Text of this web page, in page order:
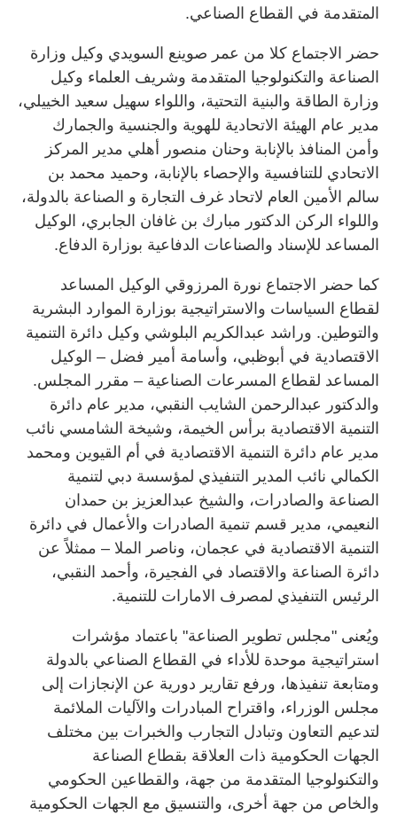
المتقدمة في القطاع الصناعي.
حضر الاجتماع كلا من عمر صوينع السويدي وكيل وزارة
الصناعة والتكنولوجيا المتقدمة وشريف العلماء وكيل
وزارة الطاقة والبنية التحتية، واللواء سهيل سعيد الخييلي،
مدير عام الهيئة الاتحادية للهوية والجنسية والجمارك
وأمن المنافذ بالإنابة وحنان منصور أهلي مدير المركز
الاتحادي للتنافسية والإحصاء بالإنابة، وحميد محمد بن
سالم الأمين العام لاتحاد غرف التجارة و الصناعة بالدولة،
واللواء الركن الدكتور مبارك بن غافان الجابري، الوكيل
المساعد للإسناد والصناعات الدفاعية بوزارة الدفاع.
كما حضر الاجتماع نورة المرزوقي الوكيل المساعد
لقطاع السياسات والاستراتيجية بوزارة الموارد البشرية
والتوطين. وراشد عبدالكريم البلوشي وكيل دائرة التنمية
الاقتصادية في أبوظبي، وأسامة أمير فضل – الوكيل
المساعد لقطاع المسرعات الصناعية – مقرر المجلس.
والدكتور عبدالرحمن الشايب النقبي، مدير عام دائرة
التنمية الاقتصادية برأس الخيمة، وشيخة الشامسي نائب
مدير عام دائرة التنمية الاقتصادية في أم القيوين ومحمد
الكمالي نائب المدير التنفيذي لمؤسسة دبي لتنمية
الصناعة والصادرات، والشيخ عبدالعزيز بن حمدان
النعيمي، مدير قسم تنمية الصادرات والأعمال في دائرة
التنمية الاقتصادية في عجمان، وناصر الملا – ممثلاً عن
دائرة الصناعة والاقتصاد في الفجيرة، وأحمد النقبي،
الرئيس التنفيذي لمصرف الامارات للتنمية.
ويُعنى "مجلس تطوير الصناعة" باعتماد مؤشرات
استراتيجية موحدة للأداء في القطاع الصناعي بالدولة
ومتابعة تنفيذها، ورفع تقارير دورية عن الإنجازات إلى
مجلس الوزراء، واقتراح المبادرات والآليات الملائمة
لتدعيم التعاون وتبادل التجارب والخبرات بين مختلف
الجهات الحكومية ذات العلاقة بقطاع الصناعة
والتكنولوجيا المتقدمة من جهة، والقطاعين الحكومي
والخاص من جهة أخرى، والتنسيق مع الجهات الحكومية